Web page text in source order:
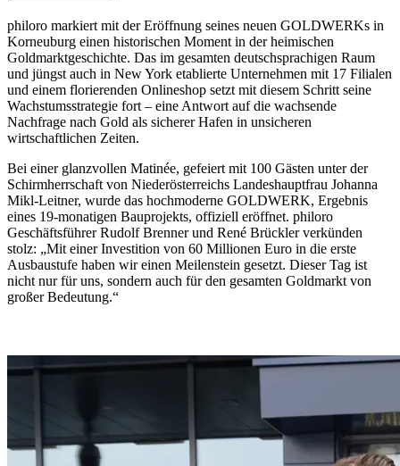
philoro markiert mit der Eröffnung seines neuen GOLDWERKs in
Korneuburg einen historischen Moment in der heimischen
Goldmarktgeschichte. Das im gesamten deutschsprachigen Raum
und jüngst auch in New York etablierte Unternehmen mit 17 Filialen
und einem florierenden Onlineshop setzt mit diesem Schritt seine
Wachstumsstrategie fort – eine Antwort auf die wachsende
Nachfrage nach Gold als sicherer Hafen in unsicheren
wirtschaftlichen Zeiten.
Bei einer glanzvollen Matinée, gefeiert mit 100 Gästen unter der
Schirmherrschaft von Niederösterreichs Landeshauptfrau Johanna
Mikl-Leitner, wurde das hochmoderne GOLDWERK, Ergebnis
eines 19-monatigen Bauprojekts, offiziell eröffnet. philoro
Geschäftsführer Rudolf Brenner und René Brückler verkünden
stolz: „Mit einer Investition von 60 Millionen Euro in die erste
Ausbaustufe haben wir einen Meilenstein gesetzt. Dieser Tag ist
nicht nur für uns, sondern auch für den gesamten Goldmarkt von
großer Bedeutung.“